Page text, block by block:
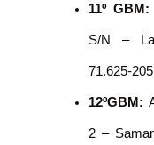
11º GBM:
S/N –
71.625-
12ºGBM:
2 –